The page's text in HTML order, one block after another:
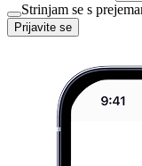
Strinjam se s
Prijavite se